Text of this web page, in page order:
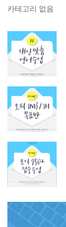
카테고리 없음